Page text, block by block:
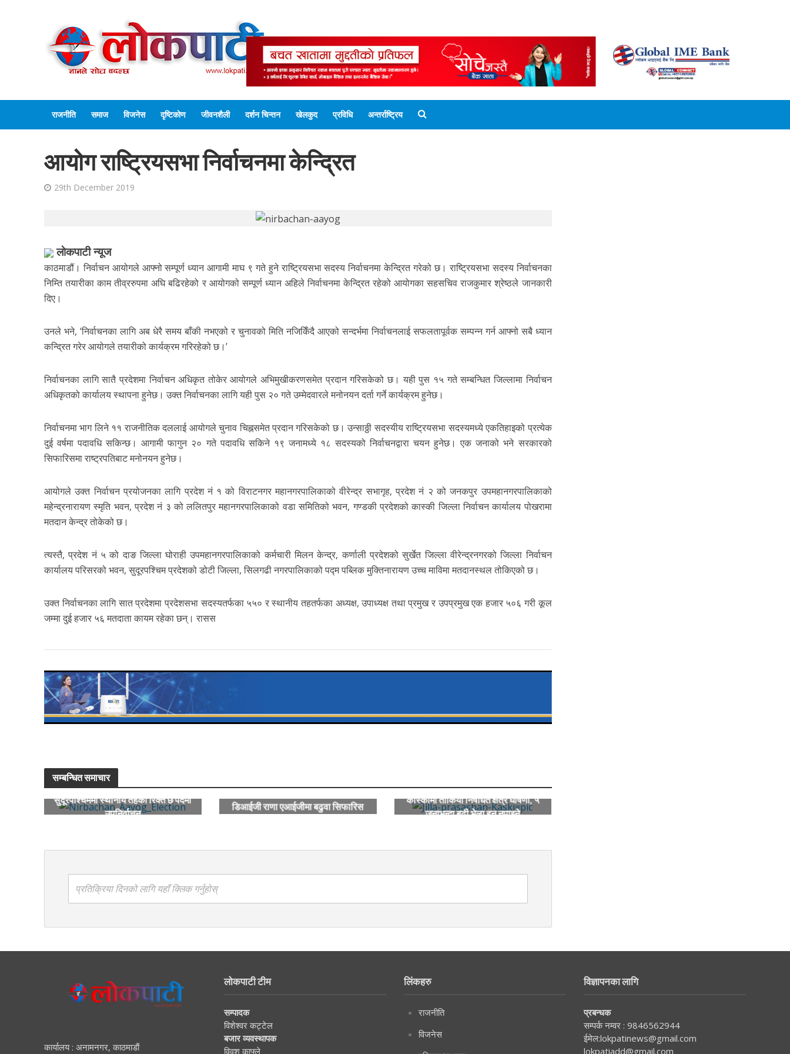
राजनीति समाज विजनेस दृष्टिकोण जीवनशैली दर्शन चिन्तन खेलकुद प्रविधि अन्तर्राष्ट्रिय
आयोग राष्ट्रियसभा निर्वाचनमा केन्द्रित
29th December 2019
लाेकपाटी न्यूज
काठमाडौं। निर्वाचन आयोगले आफ्नो सम्पूर्ण ध्यान आगामी माघ ९ गते हुने राष्ट्रियसभा सदस्य निर्वाचनमा केन्द्रित गरेको छ। राष्ट्रियसभा सदस्य निर्वाचनका
निम्ति तयारीका काम तीव्ररुपमा अघि बढिरहेको र आयोगको सम्पूर्ण ध्यान अहिले निर्वाचनमा केन्द्रित रहेको आयोगका सहसचिव राजकुमार श्रेष्ठले जानकारी
दिए।
उनले भने, ‘निर्वाचनका लागि अब धेरै समय बाँकी नभएको र चुनावको मिति नजिकिँदै आएको सन्दर्भमा निर्वाचनलाई सफलतापूर्वक सम्पन्न गर्न आफ्नो सबै ध्यान
कन्द्रित गरेर आयोगले तयारीको कार्यक्रम गरिरहेको छ।’
निर्वाचनका लागि सातै प्रदेशमा निर्वाचन अधिकृत तोकेर आयोगले अभिमुखीकरणसमेत प्रदान गरिसकेको छ। यही पुस १५ गते सम्बन्धित जिल्लामा निर्वाचन
अधिकृतको कार्यालय स्थापना हुनेछ। उक्त निर्वाचनका लागि यही पुस २० गते उम्मेदवारले मनोनयन दर्ता गर्ने कार्यक्रम हुनेछ।
निर्वाचनमा भाग लिने ११ राजनीतिक दललाई आयोगले चुनाव चिह्नसमेत प्रदान गरिसकेको छ। उन्साठ्ठी सदस्यीय राष्ट्रियसभा सदस्यमध्ये एकतिहाइको प्रत्येक
दुई वर्षमा पदावधि सकिन्छ। आगामी फागुन २० गते पदावधि सकिने १९ जनामध्ये १८ सदस्यको निर्वाचनद्वारा चयन हुनेछ। एक जनाको भने सरकारको
सिफारिसमा राष्ट्रपतिबाट मनोनयन हुनेछ।
आयोगले उक्त निर्वाचन प्रयोजनका लागि प्रदेश नं १ को विराटनगर महानगरपालिकाको वीरेन्द्र सभागृह, प्रदेश नं २ को जनकपुर उपमहानगरपालिकाको
महेन्द्रनारायण स्मृति भवन, प्रदेश नं ३ को ललितपुर महानगरपालिकाको वडा समितिको भवन, गण्डकी प्रदेशको कास्की जिल्ला निर्वाचन कार्यालय पोखरामा
मतदान केन्द्र तोकेको छ।
त्यस्तै, प्रदेश नं ५ को दाङ जिल्ला घोराही उपमहानगरपालिकाको कर्मचारी मिलन केन्द्र, कर्णाली प्रदेशको सुर्खेत जिल्ला वीरेन्द्रनगरको जिल्ला निर्वाचन
कार्यालय परिसरको भवन, सुदूरपश्चिम प्रदेशको डोटी जिल्ला, सिलगढी नगरपालिकाको पद्म पब्लिक मुक्तिनारायण उच्च माविमा मतदानस्थल तोकिएको छ।
उक्त निर्वाचनका लागि सात प्रदेशमा प्रदेशसभा सदस्यतर्फका ५५० र स्थानीय तहतर्फका अध्यक्ष, उपाध्यक्ष तथा प्रमुख र उपप्रमुख एक हजार ५०६ गरी कूल
जम्मा दुई हजार ५६ मतदाता कायम रहेका छन्। रासस
सम्बन्धित समाचार
सुदूरपश्चिममा स्थानीय तहका रिक्त छ पदमा
उपनिर्वाचन
डिआईजी राणा एआईजीमा बढुवा सिफारिस
कास्कीमा तोकियो निषेधित क्षेत्र घोषणा, ५
जनाभन्दा बढी भेला हुन नपाइने
प्रतिक्रिया दिनको लागि यहाँ क्लिक गर्नुहोस्
कार्यालय : अनामनगर, काठमाडाैं
लोकपाटी टीम
सम्पादक
विशेश्वर कट्टेल
बजार व्यवस्थापक
विवश काफ्ले
लिंकहरु
राजनीति
विजनेस
विज्ञापनका लागि
प्रबन्धक
सम्पर्क नम्वर : 9846562944
ईमेल:lokpatinews@gmail.com
lokpatiadd@gmail.com